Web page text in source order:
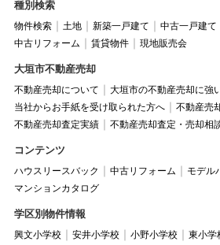
種別検索
物件検索 土地 新築一戸建て 中古一戸建て
中古リフォーム
賃貸物件 現地販売会
大垣市不動産売却
不動産売却について
大垣市の不動産売却に強
当社からお手紙を受け取られた方へ
不動産売
不動産売却査定実績
不動産売却査定・売却相
コンテンツ
ハウスリースバック 中古リフォーム
モデル
マンションカタログ
学区別物件情報
興文小学校 安井小学校 小野小学校 東小学